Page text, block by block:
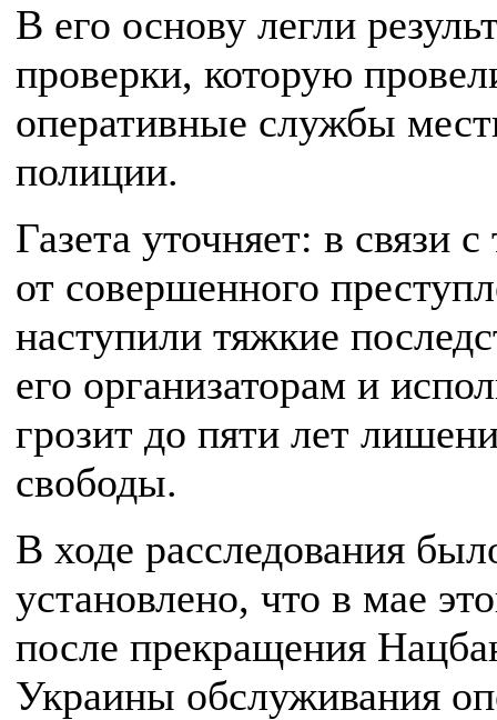
В его основу легли
проверки, которую
оперативные службы
полиции.
Газета уточняет: в связи
от совершенного
наступили тяжкие
его организаторам и
грозит до пяти лет
свободы.
В ходе расследования
установлено, что в мае
после прекращения
Украины обслуживания